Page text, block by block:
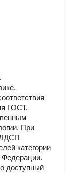
ГОСТ.
При
ЛДСП
категории
Федерации.
доступный